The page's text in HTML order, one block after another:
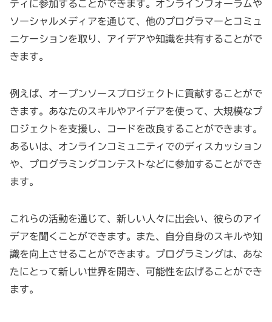
ティに参加することができます。オンラインフォーラムや
ソーシャルメディアを通じて、他のプログラマーとコミュ
ニケーションを取り、アイデアや知識を共有することがで
きます。
例えば、オープンソースプロジェクトに貢献することがで
きます。あなたのスキルやアイデアを使って、大規模なプ
ロジェクトを支援し、コードを改良することができます。
あるいは、オンラインコミュニティでのディスカッション
や、プログラミングコンテストなどに参加することができ
ます。
これらの活動を通じて、新しい人々に出会い、彼らのアイ
デアを聞くことができます。また、自分自身のスキルや知
識を向上させることができます。プログラミングは、あな
たにとって新しい世界を開き、可能性を広げることができ
ます。